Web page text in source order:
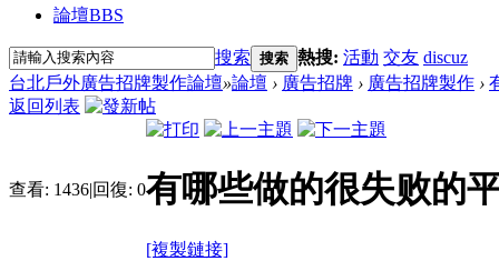
論壇BBS
搜索 搜索 熱搜: 活動 交友 discuz
台北戶外廣告招牌製作論壇»論壇 › 廣告招牌 › 廣告招牌製作 ›
返回列表
查看: 1436|回復: 0有哪些做的很失败的
[複製鏈接]